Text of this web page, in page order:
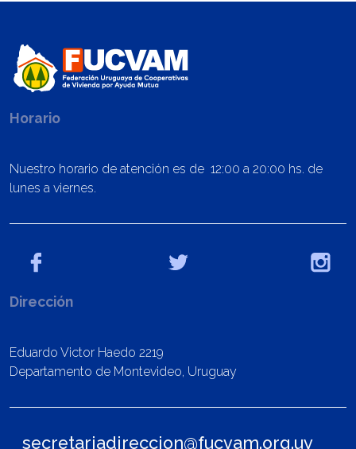
Horario
Nuestro horario de atención es de 12:00 a 20:00 hs. de
lunes a viernes.
Dirección
Eduardo Victor Haedo 2219
Departamento de Montevideo, Uruguay
secretariadireccion@fucvam.org.uy